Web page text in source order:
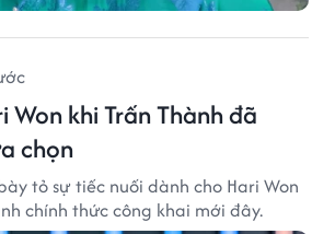
Won khi Trấn Thành đã
chọn
tỏ sự tiếc nuối dành cho Hari Won
chính thức công khai mới đây.